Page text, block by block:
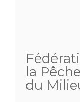
la
du